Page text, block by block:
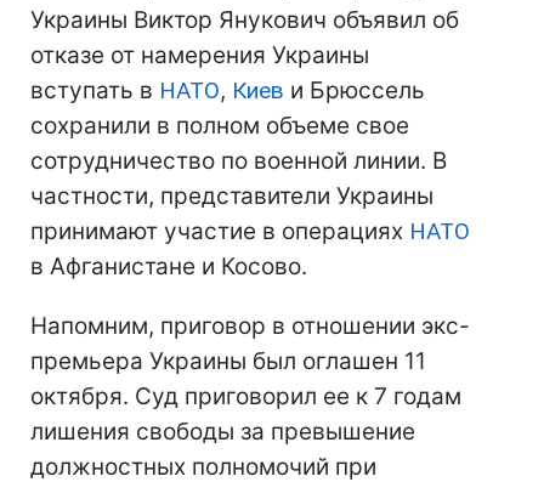
Украины Виктор Янукович объявил об
отказе от намерения Украины
вступать в НАТО, Киев и Брюссель
сохранили в полном объеме свое
сотрудничество по военной линии. В
частности, представители Украины
принимают участие в операциях НАТО
в Афганистане и Косово.
Напомним, приговор в отношении экс-
премьера Украины был оглашен 11
октября. Суд приговорил ее к 7 годам
лишения свободы за превышение
должностных полномочий при